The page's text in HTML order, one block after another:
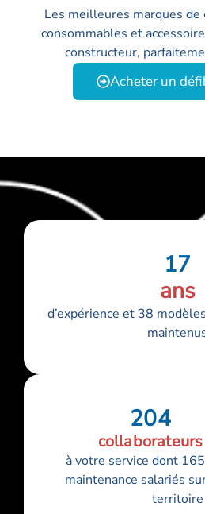
Les meilleures marques
consommables et
constructeur,
Acheter un
ans
17
d’expérience et 38
collaborateurs
204
à votre service dont
maintenance salariés
territoire